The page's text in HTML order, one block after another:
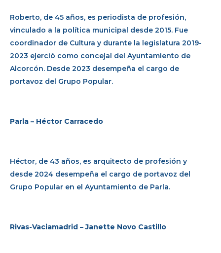
Roberto, de 45 años, es periodista de profesión,
vinculado a la política municipal desde 2015. Fue
coordinador de Cultura y durante la legislatura 2019-
2023 ejerció como concejal del Ayuntamiento de
Alcorcón. Desde 2023 desempeña el cargo de
portavoz del Grupo Popular.
Parla – Héctor Carracedo
Héctor, de 43 años, es arquitecto de profesión y
desde 2024 desempeña el cargo de portavoz del
Grupo Popular en el Ayuntamiento de Parla.
Rivas-Vaciamadrid – Janette Novo Castillo